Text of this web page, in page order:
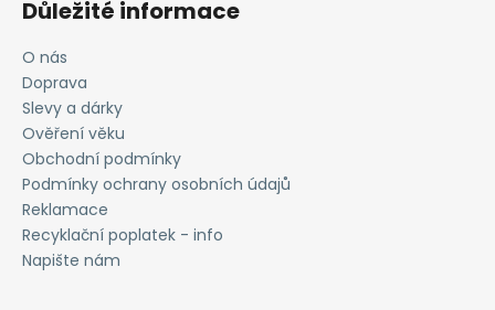
Důležité informace
O nás
Doprava
Slevy a dárky
Ověření věku
Obchodní podmínky
Podmínky ochrany osobních údajů
Reklamace
Recyklační poplatek - info
Napište nám